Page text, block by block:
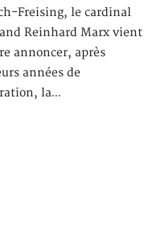
Freising, le cardinal
Reinhard Marx vient
annoncer, après
années de
la…